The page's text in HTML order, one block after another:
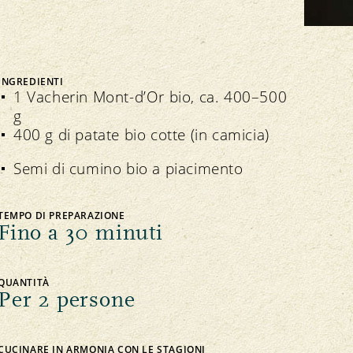
Direttive
Controllo
Importazione
Assicurazione della qualità
Assemblea dei delegati
seno all’associazione
Direttive
Commercio specializzato bio
1 Vacherin Mont-d’Or bio, ca. 400–500
g
400 g di patate bio cotte (in camicia)
Semi di cumino bio a piacimento
DI PREPARAZIONE
a 30 minuti
2 persone
IN ARMONIA CON LE STAGIONI